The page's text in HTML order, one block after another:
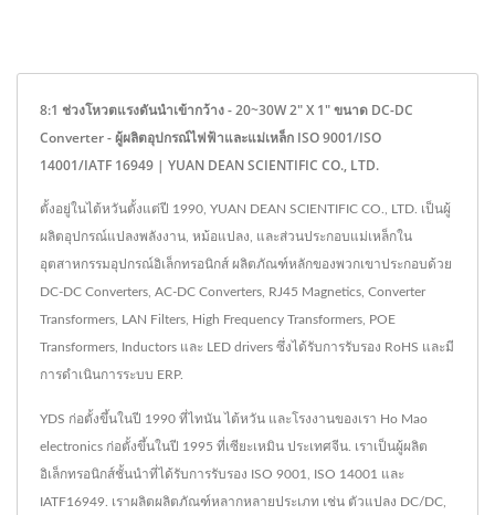
8:1 ช่วงโหวตแรงดันนำเข้ากว้าง - 20~30W 2" X 1" ขนาด DC-DC
Converter - ผู้ผลิตอุปกรณ์ไฟฟ้าและแม่เหล็ก ISO 9001/ISO
14001/IATF 16949 | YUAN DEAN SCIENTIFIC CO., LTD.
ตั้งอยู่ในไต้หวันตั้งแต่ปี 1990, YUAN DEAN SCIENTIFIC CO., LTD. เป็นผู้
ผลิตอุปกรณ์แปลงพลังงาน, หม้อแปลง, และส่วนประกอบแม่เหล็กใน
อุตสาหกรรมอุปกรณ์อิเล็กทรอนิกส์ ผลิตภัณฑ์หลักของพวกเขาประกอบด้วย
DC-DC Converters, AC-DC Converters, RJ45 Magnetics, Converter
Transformers, LAN Filters, High Frequency Transformers, POE
Transformers, Inductors และ LED drivers ซึ่งได้รับการรับรอง RoHS และมี
การดำเนินการระบบ ERP.
YDS ก่อตั้งขึ้นในปี 1990 ที่ไทนัน ไต้หวัน และโรงงานของเรา Ho Mao
electronics ก่อตั้งขึ้นในปี 1995 ที่เซียะเหมิน ประเทศจีน. เราเป็นผู้ผลิต
อิเล็กทรอนิกส์ชั้นนำที่ได้รับการรับรอง ISO 9001, ISO 14001 และ
IATF16949. เราผลิตผลิตภัณฑ์หลากหลายประเภท เช่น ตัวแปลง DC/DC,